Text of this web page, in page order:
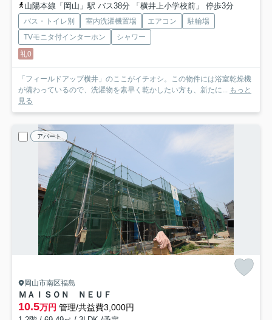
山陽本線「岡山」駅 バス38分 「横井上小学校前」 停歩3分
バス・トイレ別 室内洗濯機置場 エアコン
駐輪場
TVモニタ付インターホン
シャワー
礼0
「フィールドアップ横井」のここがイチオシ。この物件には浴室乾燥機
が備わっているので、洗濯物を素早く乾かしたい方も、新たに...
もっと
見る
アパート
岡山市南区福島
ＭＡＩＳＯＮ ＮＥＵＦ
10.5万円 管理/共益費3,000円